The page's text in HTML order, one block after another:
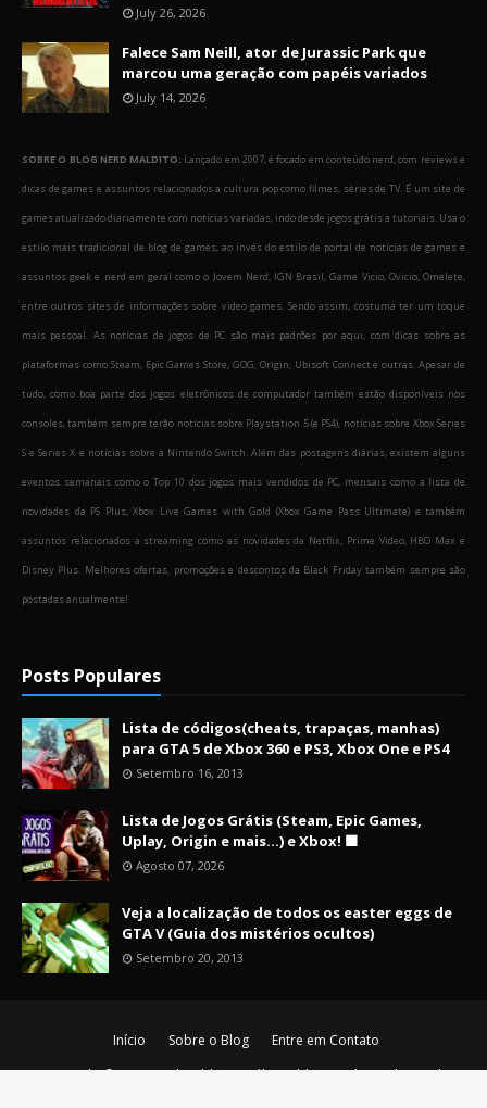
July 26, 2026
Falece Sam Neill, ator de Jurassic Park que
marcou uma geração com papéis variados
July 14, 2026
SOBRE O BLOG NERD MALDITO: Lançado em 2007, é focado em conteúdo nerd, com reviews e
dicas de games e assuntos relacionados a cultura pop como filmes, séries de TV. É um site de
games atualizado diariamente com notícias variadas, indo desde jogos grátis a tutoriais. Usa o
estilo mais tradicional de blog de games, ao invés do estilo de portal de notícias de games e
assuntos geek e nerd em geral como o Jovem Nerd, IGN Brasil, Game Vicio, Ovicio, Omelete,
entre outros sites de informações sobre video games. Sendo assim, costuma ter um toque
mais pessoal. As notícias de jogos de PC são mais padrões por aqui, com dicas sobre as
plataformas como Steam, Epic Games Store, GOG, Origin, Ubisoft Connect e outras. Apesar de
tudo, como boa parte dos jogos eletrônicos de computador também estão disponíveis nos
consoles, também sempre terão notícias sobre Playstation 5 (e PS4), notícias sobre Xbox Series
S e Series X e notícias sobre a Nintendo Switch. Além das postagens diárias, existem alguns
eventos semanais como o Top 10 dos jogos mais vendidos de PC, mensais como a lista de
novidades da PS Plus, Xbox Live Games with Gold (Xbox Game Pass Ultimate) e também
assuntos relacionados a streaming como as novidades da Netflix, Prime Video, HBO Max e
Disney Plus. Melhores ofertas, promoções e descontos da Black Friday também sempre são
postadas anualmente!
Posts Populares
Lista de códigos(cheats, trapaças, manhas)
para GTA 5 de Xbox 360 e PS3, Xbox One e PS4
Setembro 16, 2013
Lista de Jogos Grátis (Steam, Epic Games,
Uplay, Origin e mais...) e Xbox! 🟩
Agosto 07, 2026
Veja a localização de todos os easter eggs de
GTA V (Guia dos mistérios ocultos)
Setembro 20, 2013
Início Sobre o Blog
Entre em Contato
Copyright ©2026Nerd Maldito - O último blog nerd vivo da era de